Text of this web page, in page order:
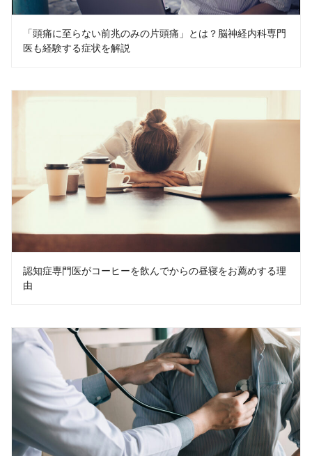
「頭痛に至らない前兆のみの片頭痛」とは？脳神経内科専門
医も経験する症状を解説
認知症専門医がコーヒーを飲んでからの昼寝をお薦めする理
由